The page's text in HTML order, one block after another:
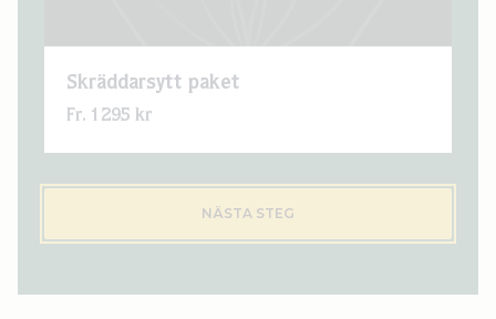
Skräddarsytt paket
Fr. 1295 kr